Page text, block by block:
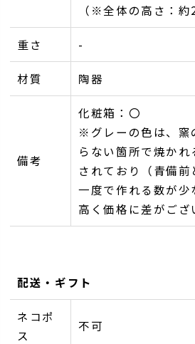
（※全体の高さ：約
重さ -
材質 陶器
備考
化粧箱：〇
※グレーの色は、窯
らない箇所で焼かれ
されており（青備前
一度で作れる数が少
高く価格に差がござ
配送・ギフト
ネコポ
ス
不可